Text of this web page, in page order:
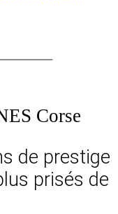
Corse
de prestige
prisés de